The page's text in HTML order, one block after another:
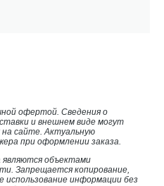
офертой. Сведения о
и внешнем виде могут
сайте. Актуальную
при оформлении заказа.
объектами
Запрещается копирование,
использование информации без